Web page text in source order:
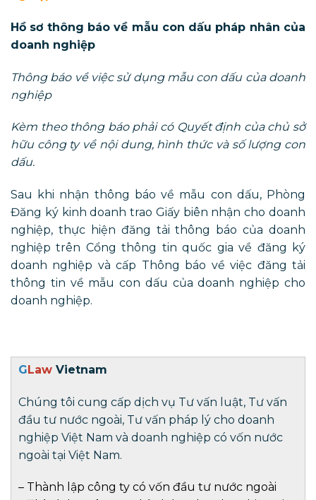
Hồ sơ thông báo về mẫu con dấu pháp nhân của
doanh nghiệp
Thông báo về việc sử dụng mẫu con dấu của doanh
nghiệp
Kèm theo thông báo phải có Quyết định của chủ sở
hữu công ty về nội dung, hình thức và số lượng con
dấu.
Sau khi nhận thông báo về mẫu con dấu, Phòng
Đăng ký kinh doanh trao Giấy biên nhận cho doanh
nghiệp, thực hiện đăng tải thông báo của doanh
nghiệp trên Cổng thông tin quốc gia về đăng ký
doanh nghiệp và cấp Thông báo về việc đăng tải
thông tin về mẫu con dấu của doanh nghiệp cho
doanh nghiệp.
GLaw Vietnam
Chúng tôi cung cấp dịch vụ Tư vấn luật, Tư vấn
đầu tư nước ngoài, Tư vấn pháp lý cho doanh
nghiệp Việt Nam và doanh nghiệp có vốn nước
ngoài tại Việt Nam.
– Thành lập công ty có vốn đầu tư nước ngoài